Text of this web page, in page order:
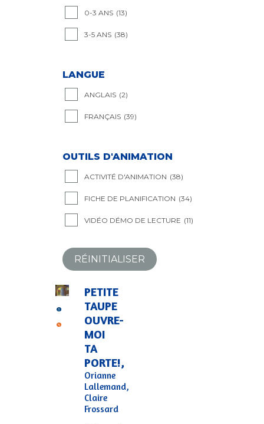
0-3 ANS (13)
3-5 ANS (38)
LANGUE
ANGLAIS (2)
FRANÇAIS (39)
OUTILS D'ANIMATION
ACTIVITÉ D'ANIMATION (38)
FICHE DE PLANIFICATION (34)
VIDÉO DÉMO DE LECTURE (11)
RÉINITIALISER
PETITE
TAUPE
OUVRE-
MOI
TA
PORTE!,
Orianne
Lallemand,
Claire
Frossard